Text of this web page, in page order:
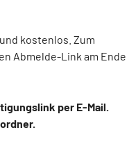
kostenlos. Zum
Abmelde-Link am Ende
per E-Mail.